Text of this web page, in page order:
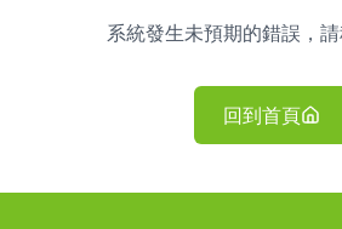
系統發生未預期的錯誤，請
回到首頁